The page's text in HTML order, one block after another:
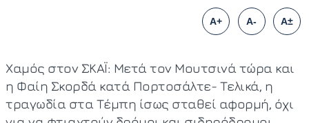
A+ A- A±
Χαμός στον ΣΚΑΪ: Μετά τον Μουτσινά τώρα και
η Φαίη Σκορδά κατά Πορτοσάλτε- Τελικά, η
τραγωδία στα Τέμπη ίσως σταθεί αφορμή, όχι